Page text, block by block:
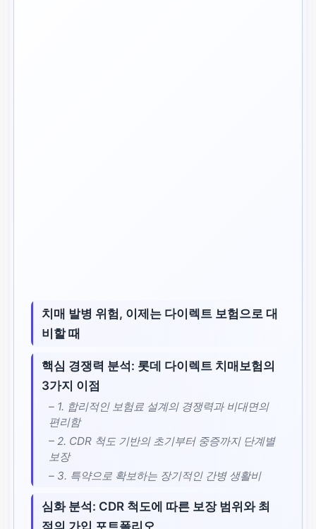
치매 발병 위험, 이제는 다이렉트 보험으로 대
비할 때
핵심 경쟁력 분석: 롯데 다이렉트 치매보험의
3가지 이점
– 1. 합리적인 보험료 설계의 경쟁력과 비대면의
편리함
– 2. CDR 척도 기반의 초기부터 중증까지 단계별
보장
– 3. 특약으로 확보하는 장기적인 간병 생활비
심화 분석: CDR 척도에 따른 보장 범위와 최
적의 가입 포트폴리오